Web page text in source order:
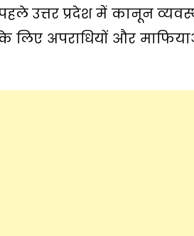
उत्तर प्रदेश में कानून
लिए अपराधियों और